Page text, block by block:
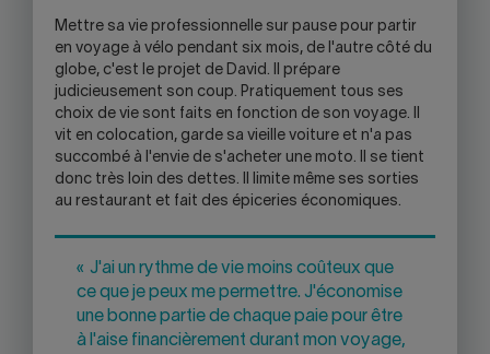
Mettre sa vie professionnelle sur pause pour partir
en voyage à vélo pendant six mois, de l'autre côté du
globe, c'est le projet de David. Il prépare
judicieusement son coup. Pratiquement tous ses
choix de vie sont faits en fonction de son voyage. Il
vit en colocation, garde sa vieille voiture et n'a pas
succombé à l'envie de s'acheter une moto. Il se tient
donc très loin des dettes. Il limite même ses sorties
au restaurant et fait des épiceries économiques.
« J'ai un rythme de vie moins coûteux que
ce que je peux me permettre. J'économise
une bonne partie de chaque paie pour être
à l'aise financièrement durant mon voyage,